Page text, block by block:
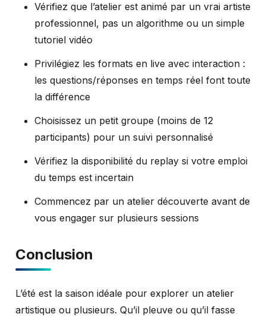
Vérifiez que l’atelier est animé par un vrai artiste
professionnel, pas un algorithme ou un simple
tutoriel vidéo
Privilégiez les formats en live avec interaction :
les questions/réponses en temps réel font toute
la différence
Choisissez un petit groupe (moins de 12
participants) pour un suivi personnalisé
Vérifiez la disponibilité du replay si votre emploi
du temps est incertain
Commencez par un atelier découverte avant de
vous engager sur plusieurs sessions
Conclusion
L’été est la saison idéale pour explorer un atelier
artistique ou plusieurs. Qu’il pleuve ou qu’il fasse